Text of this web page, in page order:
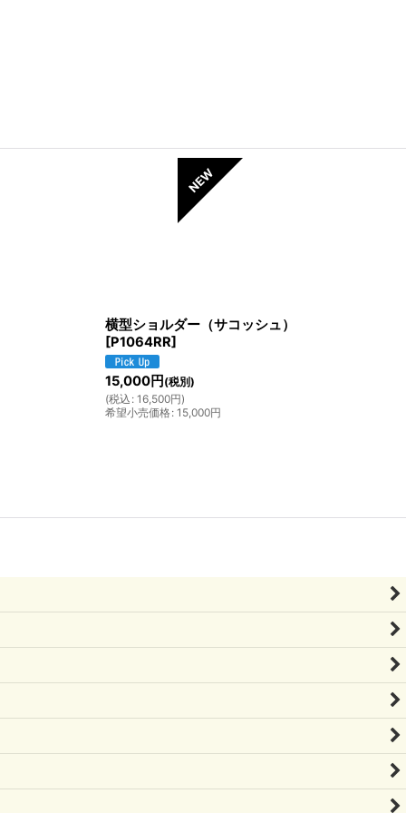
横型ショルダー（サコッシュ）
[P1064RR]
15,000円 (税別)
(税込 : 16,500円)
希望小売価格: 15,000円